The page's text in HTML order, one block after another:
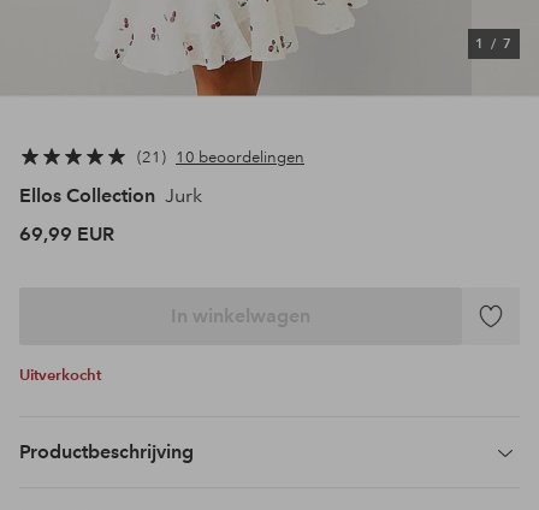
1 / 7
21 10 beoordelingen
Ellos Collection Jurk
69,99 EUR
In winkelwagen
Uitverkocht
Productbeschrijving